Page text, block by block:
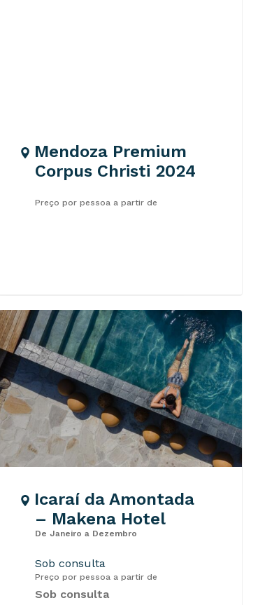
Mendoza Premium
Corpus Christi 2024
Preço por pessoa a partir de
Icaraí da Amontada
– Makena Hotel
De Janeiro a Dezembro
Sob consulta
Preço por pessoa a partir de
Sob consulta